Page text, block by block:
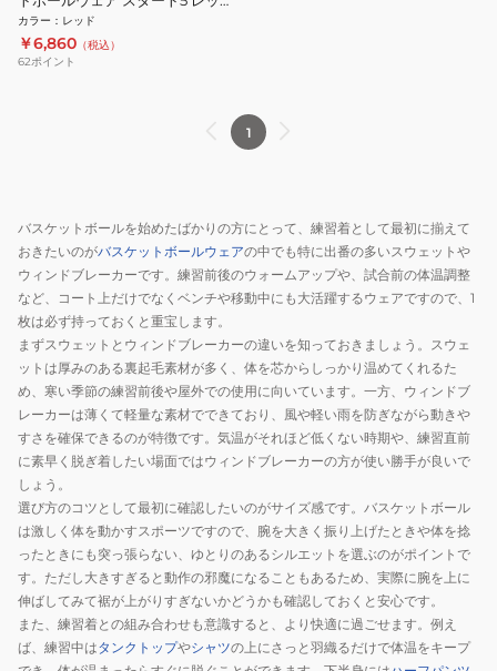
FB6967-657
カラー ： レッド
￥6,860 （税込）
62ポイント
1
バスケットボールを始めたばかりの方にとって、練習着として最初に揃えて
おきたいのがバスケットボールウェアの中でも特に出番の多いスウェットや
ウィンドブレーカーです。練習前後のウォームアップや、試合前の体温調整
など、コート上だけでなくベンチや移動中にも大活躍するウェアですので、1
枚は必ず持っておくと重宝します。
まずスウェットとウィンドブレーカーの違いを知っておきましょう。スウェ
ットは厚みのある裏起毛素材が多く、体を芯からしっかり温めてくれるた
め、寒い季節の練習前後や屋外での使用に向いています。一方、ウィンドブ
レーカーは薄くて軽量な素材でできており、風や軽い雨を防ぎながら動きや
すさを確保できるのが特徴です。気温がそれほど低くない時期や、練習直前
に素早く脱ぎ着したい場面ではウィンドブレーカーの方が使い勝手が良いで
しょう。
選び方のコツとして最初に確認したいのがサイズ感です。バスケットボール
は激しく体を動かすスポーツですので、腕を大きく振り上げたときや体を捻
ったときにも突っ張らない、ゆとりのあるシルエットを選ぶのがポイントで
す。ただし大きすぎると動作の邪魔になることもあるため、実際に腕を上に
伸ばしてみて裾が上がりすぎないかどうかも確認しておくと安心です。
また、練習着との組み合わせも意識すると、より快適に過ごせます。例え
ば、練習中はタンクトップやシャツの上にさっと羽織るだけで体温をキープ